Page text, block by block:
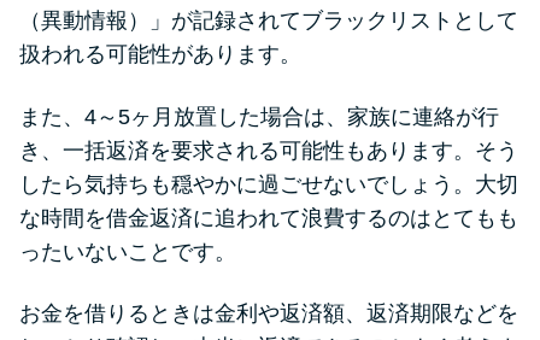
（異動情報）」が記録されてブラックリストとして
扱われる可能性があります。
また、4～5ヶ月放置した場合は、家族に連絡が行
き、一括返済を要求される可能性もあります。そう
したら気持ちも穏やかに過ごせないでしょう。大切
な時間を借金返済に追われて浪費するのはとてもも
ったいないことです。
お金を借りるときは金利や返済額、返済期限などを